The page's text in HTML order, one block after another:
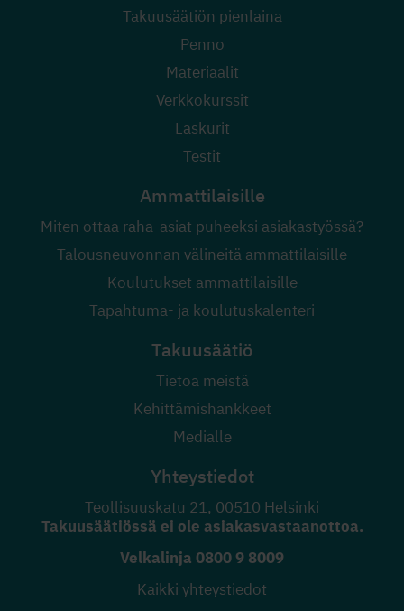
Takuusäätiön pienlaina
Penno
Materiaalit
Verkkokurssit
Laskurit
Testit
Ammattilaisille
Miten ottaa raha-asiat puheeksi asiakastyössä?
Talousneuvonnan välineitä ammattilaisille
Koulutukset ammattilaisille
Tapahtuma- ja koulutuskalenteri
Takuusäätiö
Tietoa meistä
Kehittämishankkeet
Medialle
Yhteystiedot
Teollisuuskatu 21, 00510 Helsinki
Takuusäätiössä ei ole asiakasvastaanottoa.
Velkalinja 0800 9 8009
Kaikki yhteystiedot